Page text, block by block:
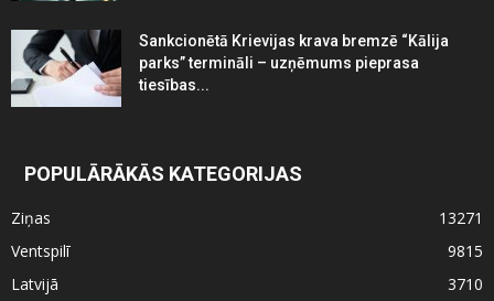
Sankcionētā Krievijas krava bremzē “Kālija
parks” termināli – uzņēmums pieprasa
tiesības...
POPULĀRĀKĀS KATEGORIJAS
Ziņas
13271
Ventspilī
9815
Latvijā
3710